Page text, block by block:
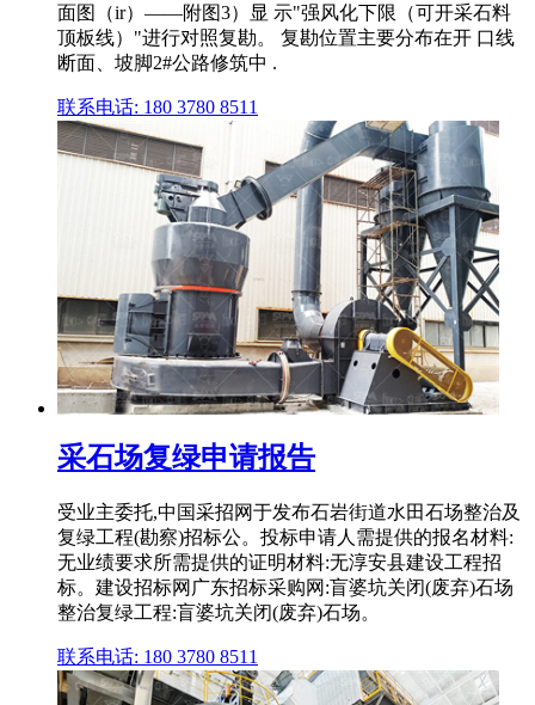
面图（ir）——附图3）显 示"强风化下限（可开采石料
顶板线）"进行对照复勘。 复勘位置主要分布在开 口线
断面、坡脚2#公路修筑中 .
联系电话: 180 3780 8511
采石场复绿申请报告
受业主委托,中国采招网于发布石岩街道水田石场整治及
复绿工程(勘察)招标公。投标申请人需提供的报名材料:
无业绩要求所需提供的证明材料:无淳安县建设工程招
标。建设招标网广东招标采购网:盲婆坑关闭(废弃)石场
整治复绿工程:盲婆坑关闭(废弃)石场。
联系电话: 180 3780 8511